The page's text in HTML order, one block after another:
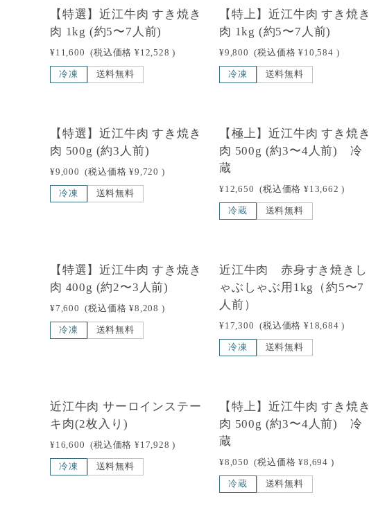
【特選】近江牛肉 すき焼き
肉 1kg (約5〜7人前)
¥11,600 (税込価格 ¥12,528 )
冷凍 送料無料
【特上】近江牛肉 すき焼き
肉 1kg (約5〜7人前)
¥9,800 (税込価格 ¥10,584 )
冷凍 送料無料
【特選】近江牛肉 すき焼き
肉 500g (約3人前)
¥9,000 (税込価格 ¥9,720 )
冷凍 送料無料
【極上】近江牛肉 すき焼き
肉 500g (約3〜4人前) 冷
蔵
¥12,650 (税込価格 ¥13,662 )
冷蔵 送料無料
【特選】近江牛肉 すき焼き
肉 400g (約2〜3人前)
¥7,600 (税込価格 ¥8,208 )
冷凍 送料無料
NEW
近江牛肉 赤身すき焼きし
ゃぶしゃぶ用1kg（約5〜7
人前）
¥17,300 (税込価格 ¥18,684 )
冷凍 送料無料
近江牛肉 サーロインステー
キ肉(2枚入り)
¥16,600 (税込価格 ¥17,928 )
冷凍 送料無料
【特上】近江牛肉 すき焼き
肉 500g (約3〜4人前) 冷
蔵
¥8,050 (税込価格 ¥8,694 )
冷蔵 送料無料